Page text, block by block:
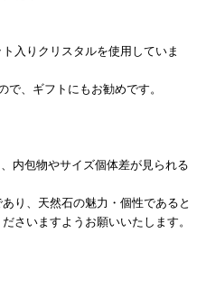
入りクリスタルを使用していま
、ギフトにもお勧めです。
内包物やサイズ個体差が見られる
り、天然石の魅力・個性であると
さいますようお願いいたします。